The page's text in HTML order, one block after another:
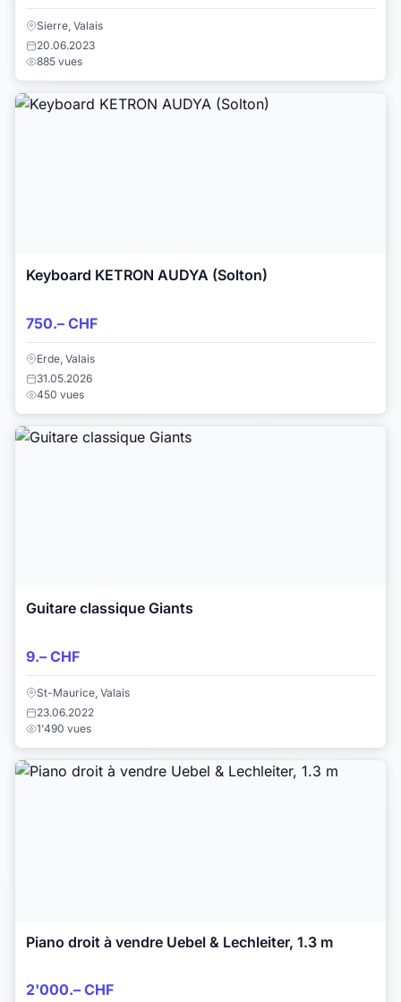
Sierre, Valais
20.06.2023
885 vues
Keyboard KETRON AUDYA (Solton)
750.– CHF
Erde, Valais
31.05.2026
450 vues
Guitare classique Giants
9.– CHF
St-Maurice, Valais
23.06.2022
1'490 vues
Piano droit à vendre Uebel & Lechleiter, 1.3 m
2'000.– CHF